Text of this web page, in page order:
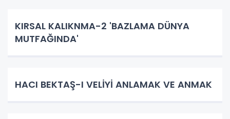
KIRSAL KALIKNMA-2 'BAZLAMA DÜNYA
MUTFAĞINDA'
HACI BEKTAŞ-I VELİYİ ANLAMAK VE ANMAK